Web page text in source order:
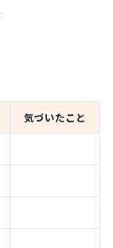
気づいたこと